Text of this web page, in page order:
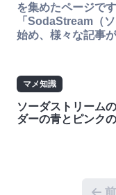
を集めたページで
「SodaStream（
始め、様々な記事
マメ知識
ソーダストリーム
ダーの青とピンク